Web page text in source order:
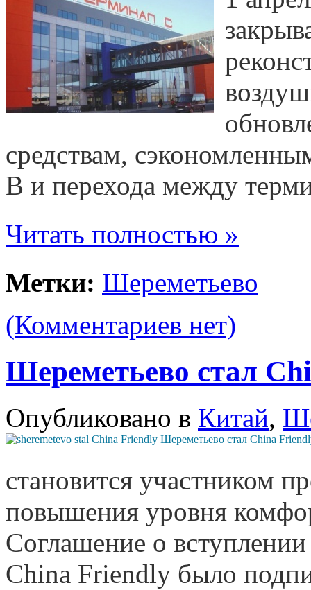
средствам,
В и перехода между
Читать полностью »
Метки: Шереметьево
(Комментариев нет)
Шереметьево стал
Опубликовано в Китай,
становится участником
повышения уровня
Соглашение о
China Friendly было